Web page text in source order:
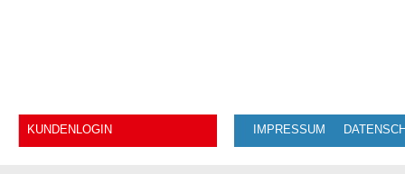
KUNDENLOGIN IMPRESSUM